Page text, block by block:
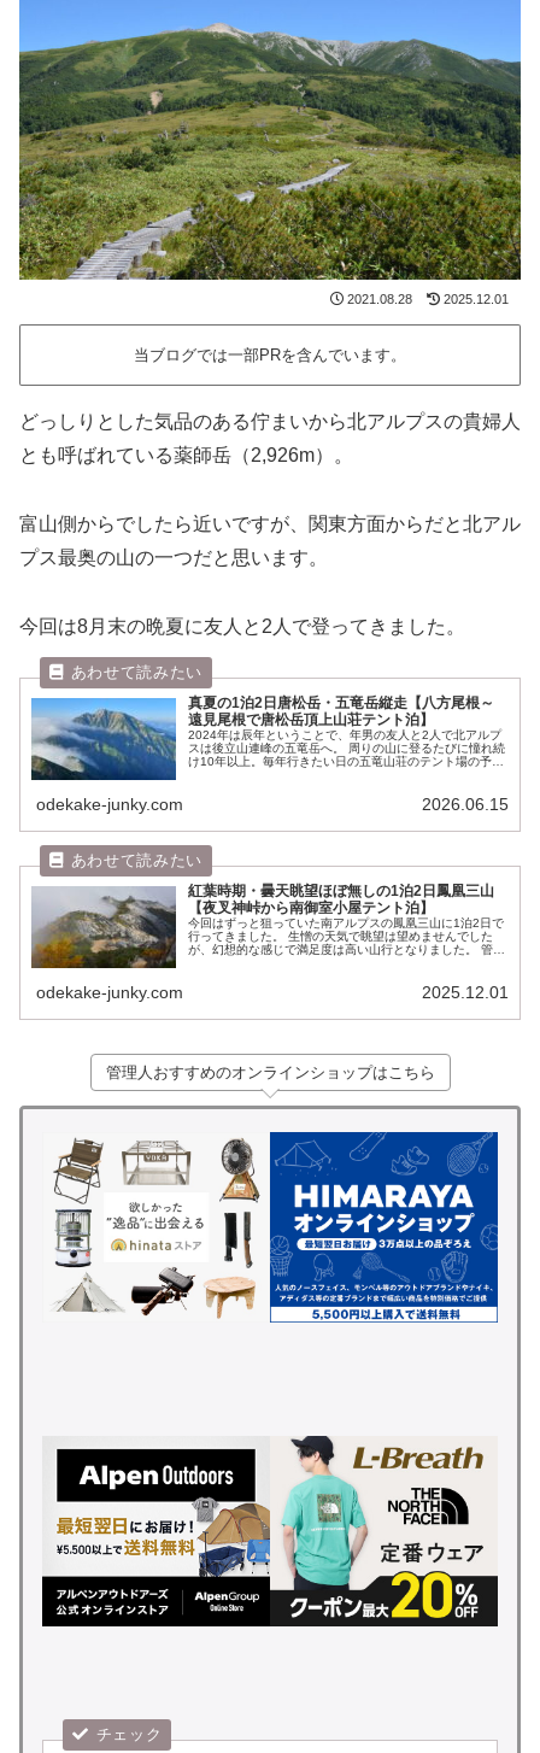
2021.08.28 2025.12.01
当ブログでは一部PRを含んでいます。
どっしりとした気品のある佇まいから北アルプスの貴婦人
とも呼ばれている薬師岳（2,926m）。
富山側からでしたら近いですが、関東方面からだと北アル
プス最奥の山の一つだと思います。
今回は8月末の晩夏に友人と2人で登ってきました。
真夏の1泊2日唐松岳・五竜岳縦走【八方尾根～
遠見尾根で唐松岳頂上山荘テント泊】
2024年は辰年ということで、年男の友人と2人で北アルプ
スは後立山連峰の五竜岳へ。 周りの山に登るたびに憧れ続
け10年以上。毎年行きたい日の五竜山荘のテント場の予約
odekake-junky.com 2026.06.15
紅葉時期・曇天眺望ほぼ無しの1泊2日鳳凰三山
【夜叉神峠から南御室小屋テント泊】
今回はずっと狙っていた南アルプスの鳳凰三山に1泊2日で
行ってきました。 生憎の天気で眺望は望めませんでした
が、幻想的な感じで満足度は高い山行となりました。 管理
odekake-junky.com 2025.12.01
管理人おすすめのオンラインショップはこちら